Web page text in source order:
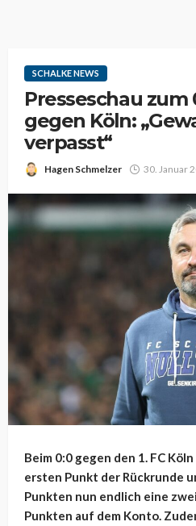
SCHALKE NEWS
Presseschau zum
gegen Köln:
verpasst“
Hagen Schmelzer 30. Januar
Beim 0:0 gegen den 1. FC
ersten Punkt der Rückrunde
Punkten nun endlich eine
Punkten auf dem Konto.